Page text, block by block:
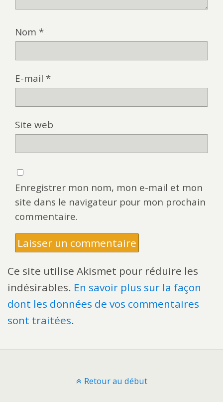
Nom *
E-mail *
Site web
Enregistrer mon nom, mon e-mail et mon
site dans le navigateur pour mon prochain
commentaire.
Ce site utilise Akismet pour réduire les
indésirables. En savoir plus sur la façon
dont les données de vos commentaires
sont traitées.
Retour au début